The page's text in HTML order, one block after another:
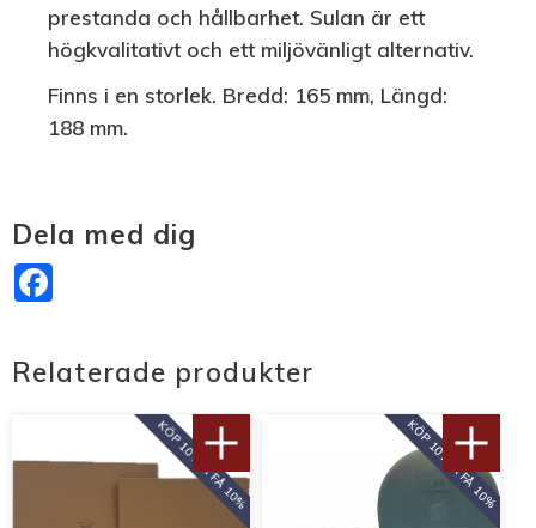
prestanda och hållbarhet. Sulan är ett
högkvalitativt och ett miljövänligt alternativ.
Finns i en storlek. Bredd: 165 mm, Längd:
188 mm.
Dela med dig
Relaterade produkter
KÖP 10 PAR FÅ 10% KÖP 10 PAR FÅ 10%